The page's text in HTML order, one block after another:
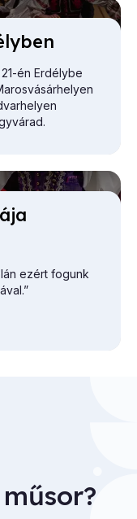
én Erdélybe
ezért fogunk